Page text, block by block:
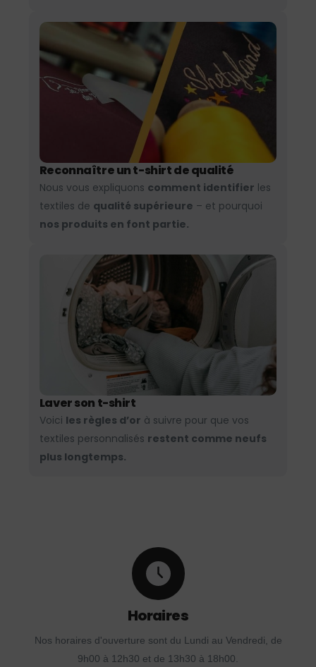
Reconnaître un t-shirt de qualité
Nous vous expliquons comment identifier les
textiles de qualité supérieure – et pourquoi
nos produits en font partie.
Laver son t-shirt
Voici les règles d’or à suivre pour que vos
textiles personnalisés restent comme neufs
plus longtemps.
Horaires
Nos horaires d'ouverture sont du Lundi au Vendredi, de
9h00 à 12h30 et de 13h30 à 18h00.